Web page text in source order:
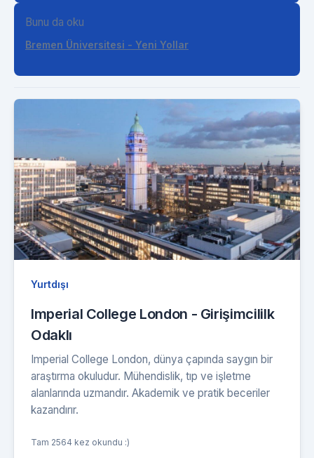
Bunu da oku
Bremen Üniversitesi - Yeni Yollar
Yurtdışı
Imperial College London - Girişimcililk
Odaklı
Imperial College London, dünya çapında saygın bir
araştırma okuludur. Mühendislik, tıp ve işletme
alanlarında uzmandır. Akademik ve pratik beceriler
kazandırır.
Tam 2564 kez okundu :)